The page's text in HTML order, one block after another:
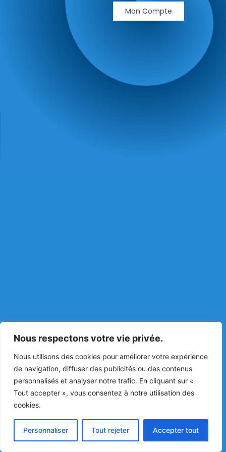
Nous respectons votre vie privée.
Nous utilisons des cookies pour améliorer votre expérience
de navigation, diffuser des publicités ou des contenus
personnalisés et analyser notre trafic. En cliquant sur «
Tout accepter », vous consentez à notre utilisation des
cookies.
Personnaliser Tout rejeter Accepter tout
Mon Compte